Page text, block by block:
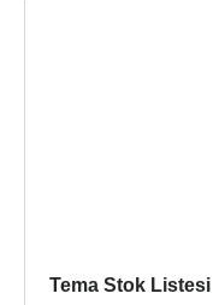
Tema Stok Listesi